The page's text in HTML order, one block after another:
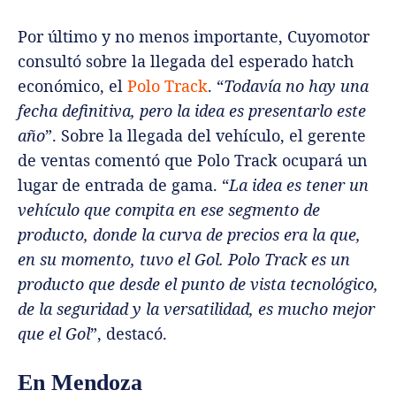
Por último y no menos importante, Cuyomotor
consultó sobre la llegada del esperado hatch
económico, el Polo Track. “Todavía no hay una
fecha definitiva, pero la idea es presentarlo este
año”. Sobre la llegada del vehículo, el gerente
de ventas comentó que Polo Track ocupará un
lugar de entrada de gama. “La idea es tener un
vehículo que compita en ese segmento de
producto, donde la curva de precios era la que,
en su momento, tuvo el Gol. Polo Track es un
producto que desde el punto de vista tecnológico,
de la seguridad y la versatilidad, es mucho mejor
que el Gol”, destacó.
En Mendoza